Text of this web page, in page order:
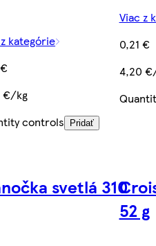
kategórie
€/kg
controls
Pridať
Viac z
0,21 €
4,20
svetlá 310
52 g